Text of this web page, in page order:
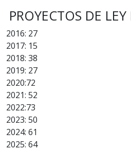
PROYECTOS DE
2016: 27
2017: 15
2018: 38
2019: 27
2020:72
2021: 52
2022:73
2023: 50
2024: 61
2025: 64